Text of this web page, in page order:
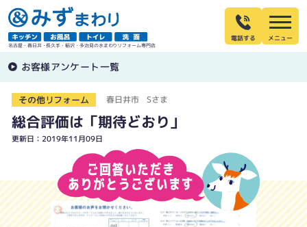
名古屋・春日井・長久手・稲沢・多治見の水まわりリフォーム専門店
電話する
お客様アンケート一覧
その他リフォーム 春日井市 Sさま
総合評価は「期待どおり」
更新日：2019年11月09日